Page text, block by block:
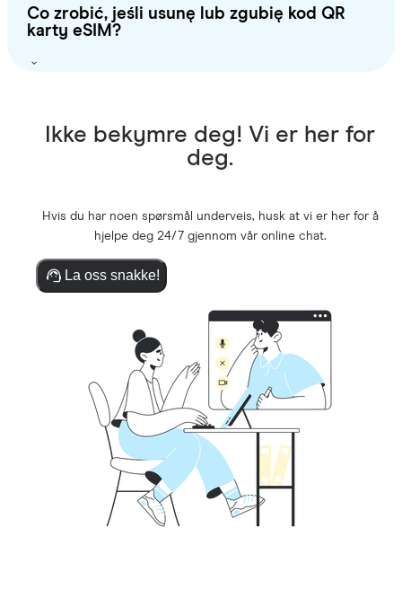
Co zrobić, jeśli usunę lub zgubię kod QR
karty eSIM?
Ikke bekymre deg! Vi er her for
deg.
Hvis du har noen spørsmål underveis, husk at vi er her for å
hjelpe deg 24/7 gjennom vår online chat.
La oss snakke!